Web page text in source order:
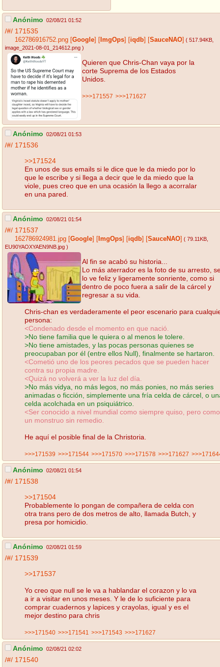
Anónimo 02/08/21 01:52
/#/ 171535
162786916752.png Google ImgOps iqdb SauceNAO ( 517.94KB
image_2021-08-01_214612.png )
Quieren que Chris-Chan vaya por la
corte Suprema de los Estados
Unidos.
>>>171557 >>>171627
Anónimo 02/08/21 01:53
/#/ 171536
>>171524
En unos de sus emails si le dice que le da miedo por lo
que le escribe y si llega a decir que le da miedo que la
viole, pues creo que en una ocasión la llego a acorralar
en una pared.
Anónimo 02/08/21 01:54
/#/ 171537
162786924981.jpg Google ImgOps iqdb SauceNAO ( 79.11KB
EU90YAOXYAEN9NB.jpg )
Al fin se acabó su historia...
Lo más aterrador es la foto de su arresto,
lo ve feliz y ligeramente sonriente, como si
dentro de poco fuera a salir de la cárcel y
regresar a su vida.
Chris-chan es verdaderamente el peor escenario para
persona:
<Condenado desde el momento en que nació.
>No tiene familia que le quiera o al menos le tolere.
>No tiene amistades, y las pocas personas quienes se
preocupaban por él (entre ellos Null), finalmente se hartaron.
<Cometió uno de los peores pecados que se pueden hacer
contra su propia madre.
<Quizá no volverá a ver la luz del día.
>No más vidya, no más legos, no más ponies, no más series
animadas o ficción, simplemente una fría celda de cárcel, o
celda acolchada en un psiquiátrico.
<Ser conocido a nivel mundial como siempre quiso, pero como
un monstruo sin remedio.
He aquí el posible final de la Christoria.
>>>171539 >>>171544 >>>171570 >>>171578 >>>171627
Anónimo 02/08/21 01:54
/#/ 171538
>>171504
Probablemente lo pongan de compañera de celda con
otra trans pero de dos metros de alto, llamada Butch, y
presa por homicidio.
Anónimo 02/08/21 01:59
/#/ 171539
>>171537
Yo creo que null se le va a hablandar el corazon y lo va
a ir a visitar en unos meses. Y le de lo suficiente para
comprar cuadernos y lapices y crayolas, igual y es el
mejor destino para chris
>>>171540 >>>171541 >>>171543 >>>171627
Anónimo 02/08/21 02:02
/#/ 171540